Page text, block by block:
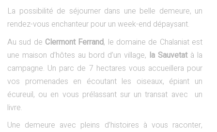
La possibilité de séjourner dans une belle demeure, un
rendez-vous enchanteur pour un week-end dépaysant.
Au sud de Clermont Ferrand, le domaine de Chalaniat est
une maison d’hôtes au bord d’un village, la Sauvetatà la
campagne. Un parc de 7 hectares vous accueillera pour
vos promenades en écoutant les oiseaux, épiant un
écureuil, ou en vous prélassant sur un transat avec un
livre.
Une demeure avec pleins d’histoires à vous raconter,